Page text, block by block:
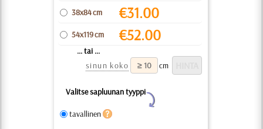
38x84 cm €31.00
54x119 cm €52.00
... tai ...
sinun koko
cm
Valitse sapluunan tyyppi
Y
tavallinen